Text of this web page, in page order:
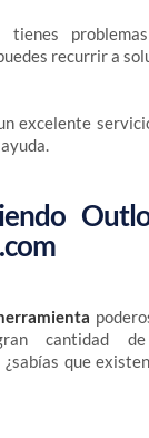
tienes
recurrir a
excelente
cantidad de
que